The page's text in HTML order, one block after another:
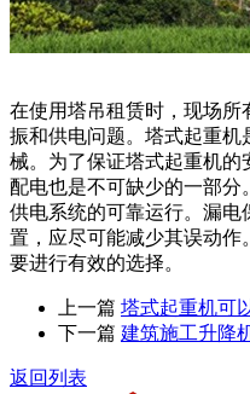
在使用塔吊租赁时，现场
振和供电问题。塔式起重
械。为了保证塔式起重机的
配电也是不可缺少的一部分
供电系统的可靠运行。漏电
置，应尽可能减少其误动
要进行有效的选择。
上一篇 塔式起重机可
下一篇 建筑施工升降
返回列表